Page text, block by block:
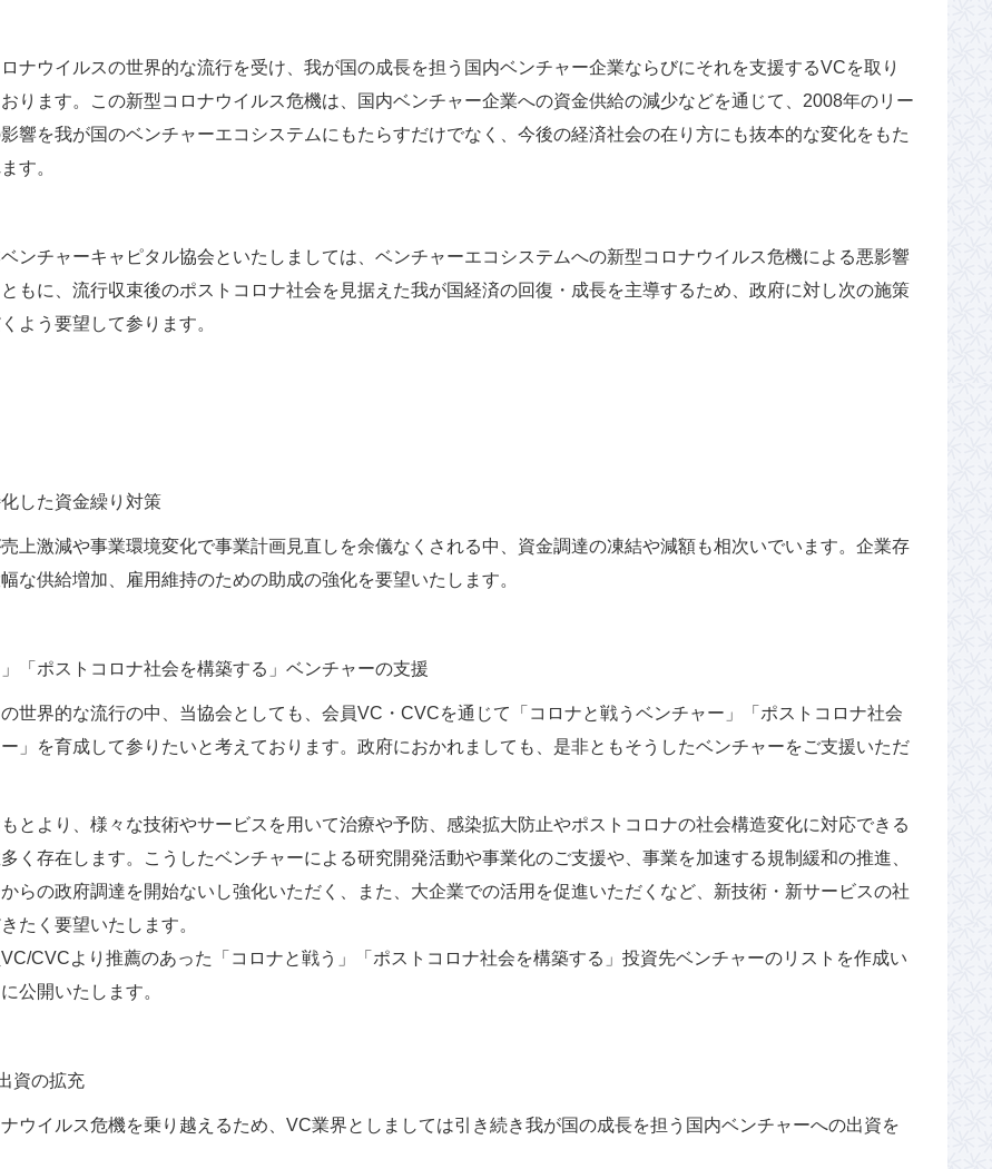
ナウイルスの世界的な流行を受け、我が国の成長を担う国内ベンチャー企業ならびにそれを支援するVCを取り
ります。この新型コロナウイルス危機は、国内ベンチャー企業への資金供給の減少などを通じて、2008年のリー
響を我が国のベンチャーエコシステムにもたらすだけでなく、今後の経済社会の在り方にも抜本的な変化をもた
す。
ンチャーキャピタル協会といたしましては、ベンチャーエコシステムへの新型コロナウイルス危機による悪影響
もに、流行収束後のポストコロナ社会を見据えた我が国経済の回復・成長を主導するため、政府に対し次の施策
よう要望して参ります。
した資金繰り対策
上激減や事業環境変化で事業計画見直しを余儀なくされる中、資金調達の凍結や減額も相次いでいます。企業存
な供給増加、雇用維持のための助成の強化を要望いたします。
「ポストコロナ社会を構築する」ベンチャーの支援
世界的な流行の中、当協会としても、会員VC・CVCを通じて「コロナと戦うベンチャー」「ポストコロナ社会
」を育成して参りたいと考えております。政府におかれましても、是非ともそうしたベンチャーをご支援いただ
とより、様々な技術やサービスを用いて治療や予防、感染拡大防止やポストコロナの社会構造変化に対応できる
く存在します。こうしたベンチャーによる研究開発活動や事業化のご支援や、事業を加速する規制緩和の推進、
らの政府調達を開始ないし強化いただく、また、大企業での活用を促進いただくなど、新技術・新サービスの社
たく要望いたします。
CVCより推薦のあった「コロナと戦う」「ポストコロナ社会を構築する」投資先ベンチャーのリストを作成い
公開いたします。
資の拡充
ウイルス危機を乗り越えるため、VC業界としましては引き続き我が国の成長を担う国内ベンチャーへの出資を